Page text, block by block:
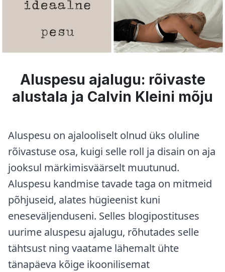
Aluspesu ajalugu: rõivaste
alustala ja Calvin Kleini mõju
Aluspesu on ajalooliselt olnud üks oluline
rõivastuse osa, kuigi selle roll ja disain on aja
jooksul märkimisväärselt muutunud.
Aluspesu kandmise tavade taga on mitmeid
põhjuseid, alates hügieenist kuni
eneseväljenduseni. Selles blogipostituses
uurime aluspesu ajalugu, rõhutades selle
tähtsust ning vaatame lähemalt ühte
tänapäeva kõige ikoonilisemat